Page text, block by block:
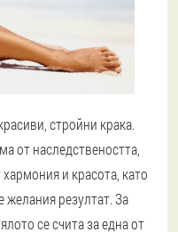
стройни крака.
от наследствеността,
и красота, като
желания резултат. За
се счита за една от